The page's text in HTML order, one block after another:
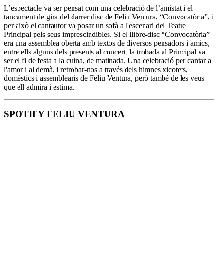
L’espectacle va ser pensat com una celebració de l’amistat i el
tancament de gira del darrer disc de Feliu Ventura, “Convocatòria”, i
per això el cantautor va posar un sofà a l'escenari del Teatre
Principal pels seus imprescindibles. Si el llibre-disc “Convocatòria”
era una assemblea oberta amb textos de diversos pensadors i amics,
entre ells alguns dels presents al concert, la trobada al Principal va
ser el fi de festa a la cuina, de matinada. Una celebració per cantar a
l'amor i al demà, i retrobar-nos a través dels himnes xicotets,
domèstics i assemblearis de Feliu Ventura, però també de les veus
que ell admira i estima.
SPOTIFY FELIU VENTURA